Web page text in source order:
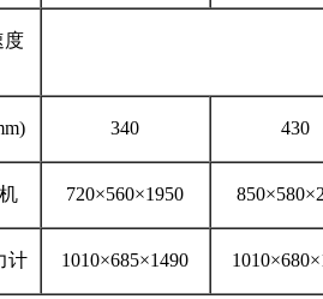
度
340 430
720×560×1950
计 1010×685×1490